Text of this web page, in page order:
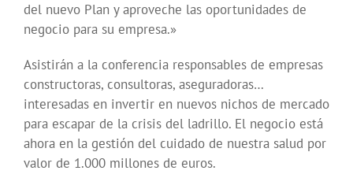
del nuevo Plan y aproveche las oportunidades de
negocio para su empresa.»
Asistirán a la conferencia responsables de empresas
constructoras, consultoras, aseguradoras…
interesadas en invertir en nuevos nichos de mercado
para escapar de la crisis del ladrillo. El negocio está
ahora en la gestión del cuidado de nuestra salud por
valor de 1.000 millones de euros.